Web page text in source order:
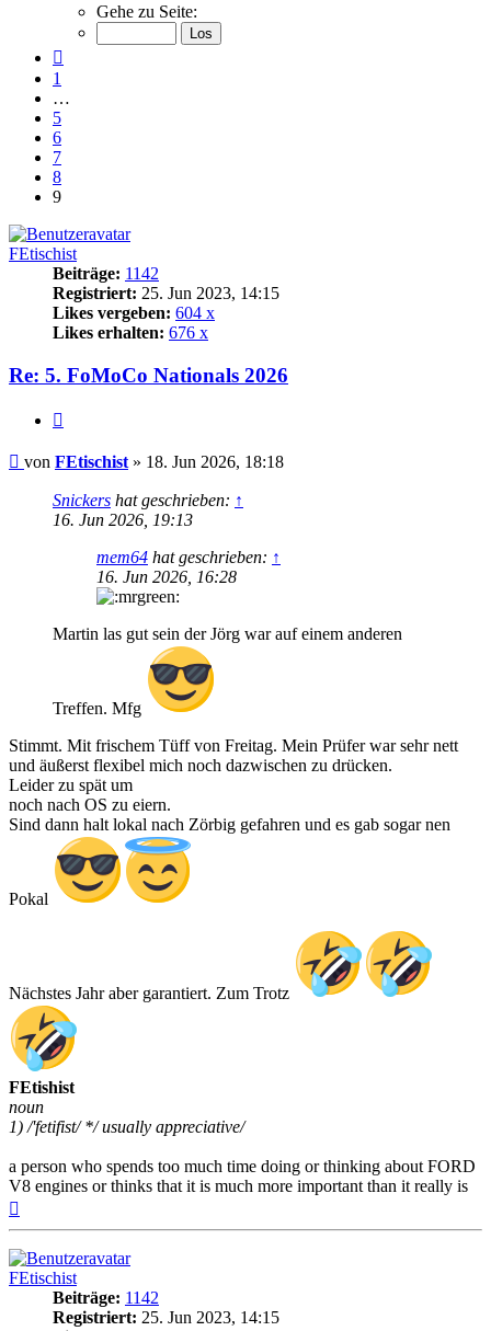
von
Gehe zu Seite:
1
…
5
6
7
8
9
FEtischist
Beiträge: 1142
Registriert: 25. Jun 2023, 14:15
Likes vergeben: 604 x
Likes erhalten: 676 x
Re: 5. FoMoCo Nationals 2026
Beitrag
von FEtischist » 18. Jun 2026, 18:18
Snickers hat geschrieben: ↑
16. Jun 2026, 19:13
mem64 hat geschrieben: ↑
16. Jun 2026, 16:28
Martin las gut sein der Jörg war auf einem anderen
Treffen. Mfg
Stimmt. Mit frischem Tüff von Freitag. Mein Prüfer war sehr nett
und äußerst flexibel mich noch dazwischen zu drücken.
Leider zu spät um
noch nach OS zu eiern.
Sind dann halt lokal nach Zörbig gefahren und es gab sogar nen
Pokal
Nächstes Jahr aber garantiert. Zum Trotz
FEtishist
noun
1) /'fetifist/ */ usually appreciative/
a person who spends too much time doing or thinking about FORD
V8 engines or thinks that it is much more important than it really is
FEtischist
Beiträge: 1142
Registriert: 25. Jun 2023, 14:15